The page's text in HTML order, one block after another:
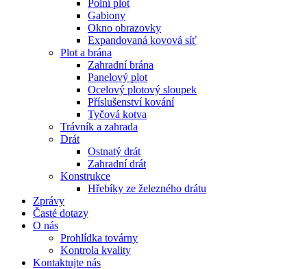
Polní plot
Gabiony
Okno obrazovky
Expandovaná kovová síť
Plot a brána
Zahradní brána
Panelový plot
Ocelový plotový sloupek
Příslušenství kování
Tyčová kotva
Trávník a zahrada
Drát
Ostnatý drát
Zahradní drát
Konstrukce
Hřebíky ze železného drátu
Zprávy
Časté dotazy
O nás
Prohlídka továrny
Kontrola kvality
Kontaktujte nás